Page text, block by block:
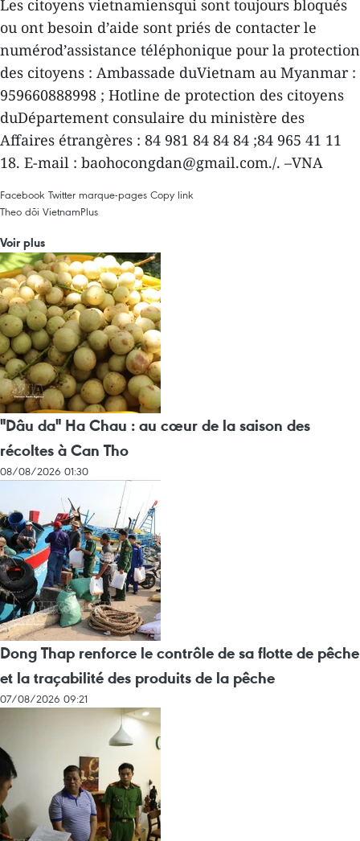
Les citoyens vietnamiensqui sont toujours bloqués
ou ont besoin d’aide sont priés de contacter le
numérod’assistance téléphonique pour la protection
des citoyens : Ambassade duVietnam au Myanmar :
959660888998 ; Hotline de protection des citoyens
duDépartement consulaire du ministère des
Affaires étrangères : 84 981 84 84 84 ;84 965 41 11
18. E-mail : baohocongdan@gmail.com./. –VNA
Facebook Twitter marque-pages Copy link
Theo dõi VietnamPlus
Voir plus
"Dâu da" Ha Chau : au cœur de la saison des
récoltes à Can Tho
08/08/2026 01:30
Dong Thap renforce le contrôle de sa flotte de pêche
et la traçabilité des produits de la pêche
07/08/2026 09:21